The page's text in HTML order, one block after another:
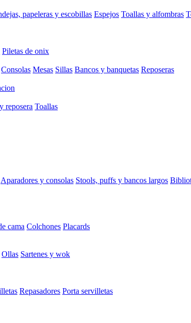
papeleras y escobillas Espejos Toallas y alfombras
Piletas de onix
Consolas Mesas Sillas Bancos y banquetas Reposeras
reposera Toallas
Aparadores y consolas Stools, puffs y bancos largos
cama Colchones Placards
Ollas Sartenes y wok
Repasadores Porta servilletas